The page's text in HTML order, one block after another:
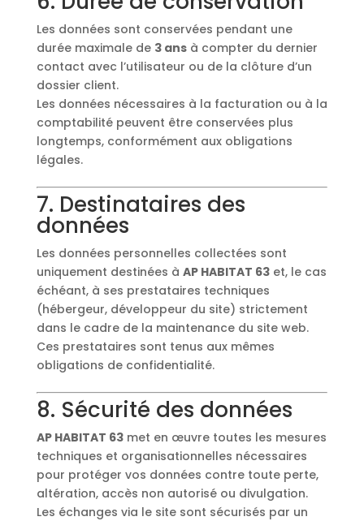
Les données sont conservées pendant une
durée maximale de 3 ansà compter du dernier
contact avec l’utilisateur ou de la clôture d’un
dossier client.
Les données nécessaires à la facturation ou à la
comptabilité peuvent être conservées plus
longtemps, conformément aux obligations
légales.
7. Destinataires des
données
Les données personnelles collectées sont
uniquement destinées à AP HABITAT 63et, le cas
échéant, à ses prestataires techniques
(hébergeur, développeur du site) strictement
dans le cadre de la maintenance du site web.
Ces prestataires sont tenus aux mêmes
obligations de confidentialité.
8. Sécurité des données
AP HABITAT 63met en œuvre toutes les mesures
techniques et organisationnelles nécessaires
pour protéger vos données contre toute perte,
altération, accès non autorisé ou divulgation.
Les échanges via le site sont sécurisés par un